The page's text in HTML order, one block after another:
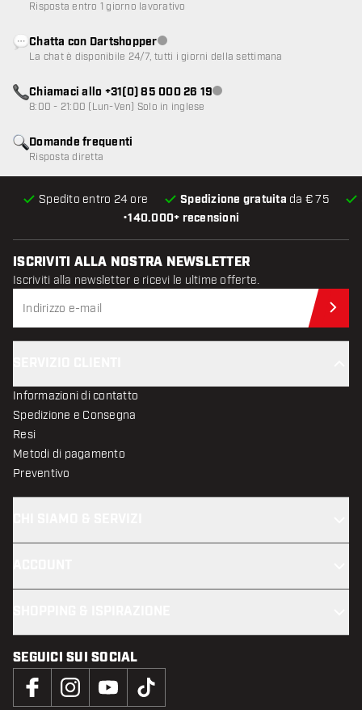
•140.000+ recensioni
Spedito entro 24 ore Spedizione gratuita da € 75
Domande frequenti
Risposta diretta
Risposta entro 1 giorno lavorativo
Chatta con DartshopperServizio clienti non disponibile
La chat è disponibile 24/7, tutti i giorni della settimana
Chiamaci allo +31(0) 85 000 26 19Servizio clienti non disponibile
8:00 - 21:00 (Lun-Ven) Solo in inglese
ISCRIVITI ALLA NOSTRA NEWSLETTER
Iscriviti alla newsletter e ricevi le ultime offerte.
Informazioni di contatto
Spedizione e Consegna
Resi
Metodi di pagamento
Preventivo
SEGUICI SUI SOCIAL